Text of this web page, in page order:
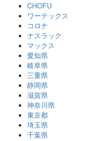
CHOFU
ワーテックス
コロナ
ナスラック
マックス
愛知県
岐阜県
三重県
静岡県
滋賀県
神奈川県
東京都
埼玉県
千葉県